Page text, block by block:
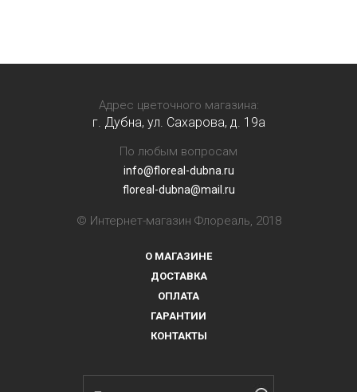
Адрес цветочного магазина:
г. Дубна, ул. Сахарова, д. 19a
По любым вопросам
info@floreal-dubna.ru
floreal-dubna@mail.ru
© Интернет-магазин Флореаль, 2018
О МАГАЗИНЕ
ДОСТАВКА
ОПЛАТА
ГАРАНТИИ
КОНТАКТЫ